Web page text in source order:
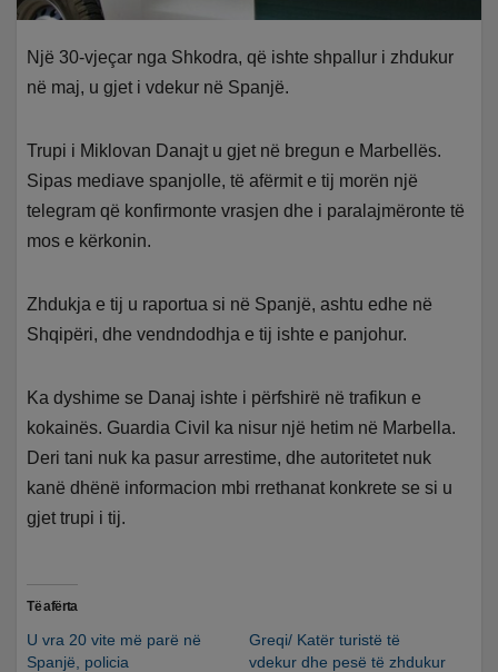
Një 30-vjeçar nga Shkodra, që ishte shpallur i zhdukur
në maj, u gjet i vdekur në Spanjë.
Trupi i Miklovan Danajt u gjet në bregun e Marbellës.
Sipas mediave spanjolle, të afërmit e tij morën një
telegram që konfirmonte vrasjen dhe i paralajmëronte të
mos e kërkonin.
Zhdukja e tij u raportua si në Spanjë, ashtu edhe në
Shqipëri, dhe vendndodhja e tij ishte e panjohur.
Ka dyshime se Danaj ishte i përfshirë në trafikun e
kokainës. Guardia Civil ka nisur një hetim në Marbella.
Deri tani nuk ka pasur arrestime, dhe autoritetet nuk
kanë dhënë informacion mbi rrethanat konkrete se si u
gjet trupi i tij.
Të afërta
U vra 20 vite më parë në
Spanjë, policia
Greqi/ Katër turistë të
vdekur dhe pesë të zhdukur